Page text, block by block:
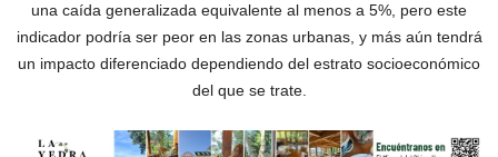
una caída generalizada equivalente al menos a 5%, pero este
indicador podría ser peor en las zonas urbanas, y más aún tendrá
un impacto diferenciado dependiendo del estrato socioeconómico
del que se trate.